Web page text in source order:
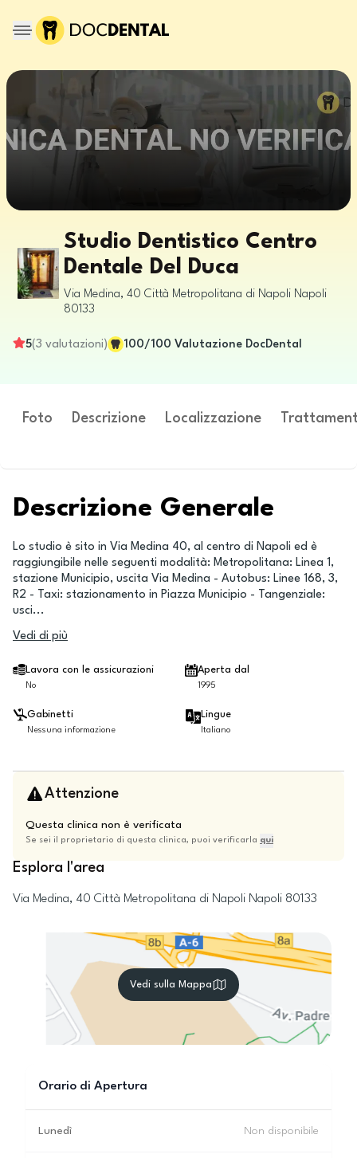
Studio Dentistico Centro
Dentale Del Duca
Via Medina, 40 Città Metropolitana di Napoli Napoli
80133
5(3 valutazioni) 100/100 Valutazione DocDental
Foto Descrizione Localizzazione
Descrizione Generale
Lo studio è sito in Via Medina 40, al centro di Napoli ed è
raggiungibile nelle seguenti modalità: Metropolitana: Linea 1,
stazione Municipio, uscita Via Medina - Autobus: Linee 168, 3,
R2 - Taxi: stazionamento in Piazza Municipio - Tangenziale:
usci...
Vedi di più
Lavora con le assicurazioni
No
Aperta dal
1995
Gabinetti
Nessuna informazione
Lingue
Italiano
Attenzione
Questa clinica non è verificata
Se sei il proprietario di questa clinica, puoi verificarla qui
Esplora l'area
Via Medina, 40 Città Metropolitana di Napoli Napoli 80133
Vedi sulla Mappa
Orario di Apertura
Lunedì Non disponibile